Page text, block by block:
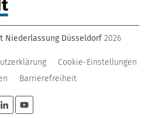
Niederlassung Düsseldorf 2026
Cookie-Einstellungen
Barrierefreiheit